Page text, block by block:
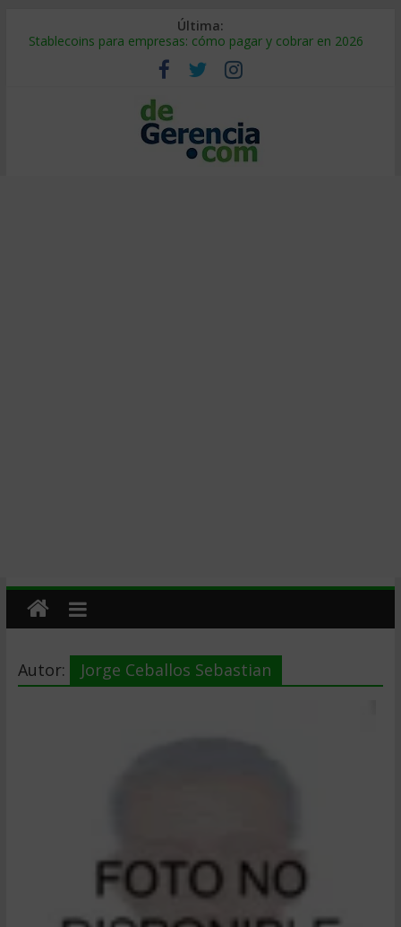
Última:
Stablecoins para empresas: cómo pagar y cobrar en 2026
Despido silencioso: qué es y por qué sale tan caro
IA en selección de personal: cómo auditarla a tiempo
Trabajo forzoso en la cadena de suministro: qué hacer
Mercado hispano de EE. UU.: cómo segmentarlo y venderle
Autor: Jorge Ceballos Sebastian